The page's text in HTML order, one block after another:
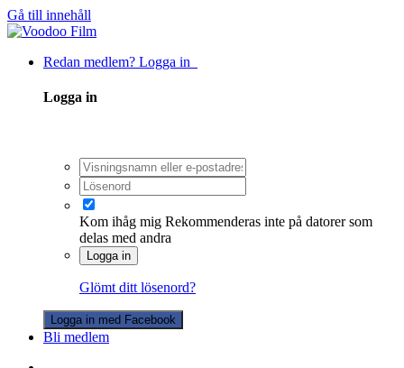
Gå till innehåll
Redan medlem? Logga in
Logga in
Kom ihåg mig Rekommenderas inte på datorer som
delas med andra
Logga in
Glömt ditt lösenord?
Logga in med Facebook
Bli medlem